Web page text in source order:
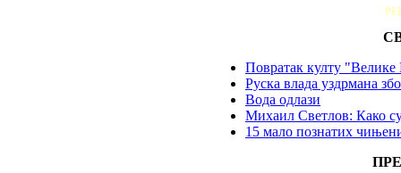
Повратак култу "Велике
Руска влада уздрмана
Вода одлази
Михаил Светлов: Како
15 мало познатих